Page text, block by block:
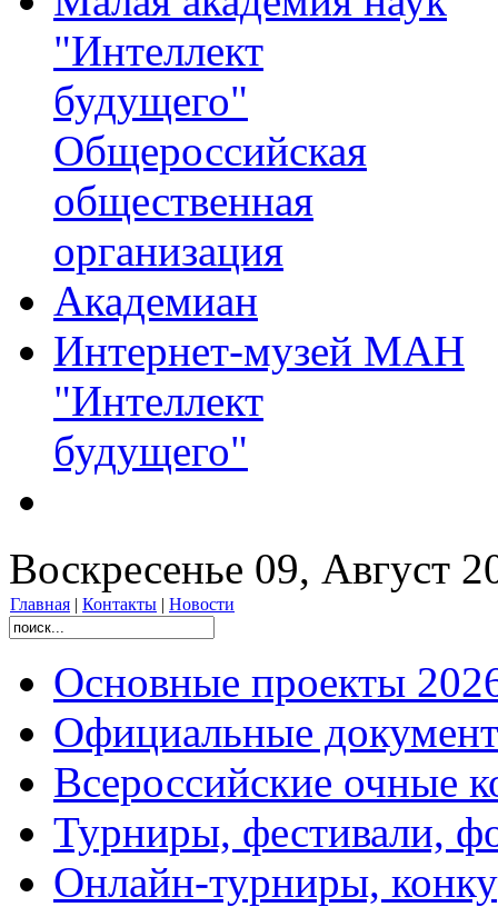
"Интеллект
будущего"
Общероссийская
общественная
организация
Академиан
Интернет-музей МАН
"Интеллект
будущего"
Воскресенье 09, Август
Главная | Контакты | Новости
Основные проекты
Официальные
Всероссийские очные
Турниры, фестивали,
Онлайн-турниры,